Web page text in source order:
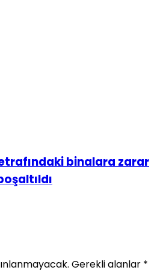
etrafındaki binalara zarar
Gerekli alanlar *